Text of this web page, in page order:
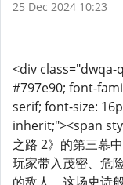
25 Dec 2024 10:23
<div
#797e90; font-
serif; font-size:
inherit;"><span
之路 2》的第三幕
玩家带入茂密、危